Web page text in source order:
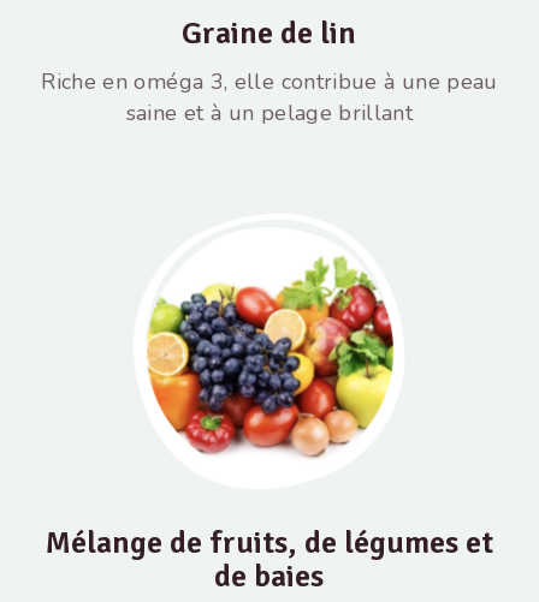
Graine de lin
Riche en oméga 3, elle contribue à une peau
saine et à un pelage brillant
Mélange de fruits, de légumes et
de baies